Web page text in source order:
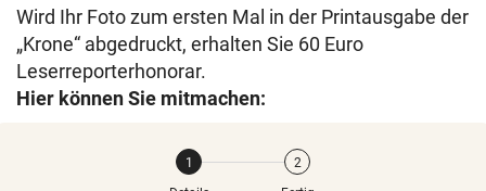
Wird Ihr Foto zum ersten Mal in der Printausgabe der
„Krone“ abgedruckt, erhalten Sie 60 Euro
Leserreporterhonorar.
Hier können Sie mitmachen: